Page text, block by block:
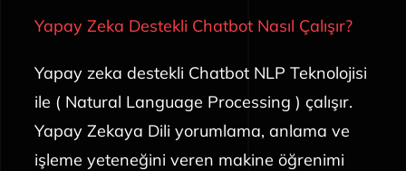
Yapay Zeka Destekli Chatbot Nasıl Çalışır?
Yapay zeka destekli Chatbot NLP Teknolojisi
ile ( Natural Language Processing ) çalışır.
Yapay Zekaya Dili yorumlama, anlama ve
işleme yeteneğini veren makine öğrenimi